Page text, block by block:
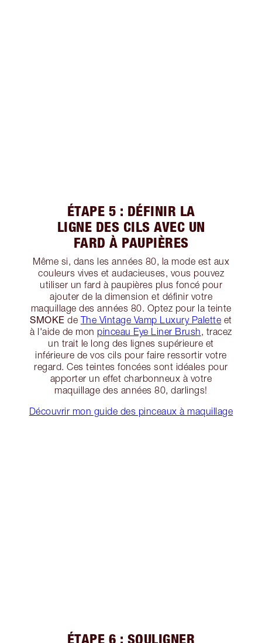
ÉTAPE 5 : DÉFINIR LA
LIGNE DES CILS AVEC UN
FARD À PAUPIÈRES
Même si, dans les années 80, la mode est aux
couleurs vives et audacieuses, vous pouvez
utiliser un fard à paupières plus foncé pour
ajouter de la dimension et définir votre
maquillage des années 80. Optez pour la teinte
SMOKE de The Vintage Vamp Luxury Palette et
à l'aide de mon pinceau Eye Liner Brush , tracez
un trait le long des lignes supérieure et
inférieure de vos cils pour faire ressortir votre
regard. Ces teintes foncées sont idéales pour
apporter un effet charbonneux à votre
maquillage des années 80, darlings!
Découvrir mon guide des pinceaux à maquillage
ÉTAPE 6 : SOULIGNER